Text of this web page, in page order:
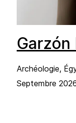
Archéologie,
Septembre